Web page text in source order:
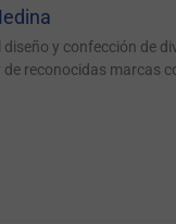
diseño y confección de
de reconocidas marcas